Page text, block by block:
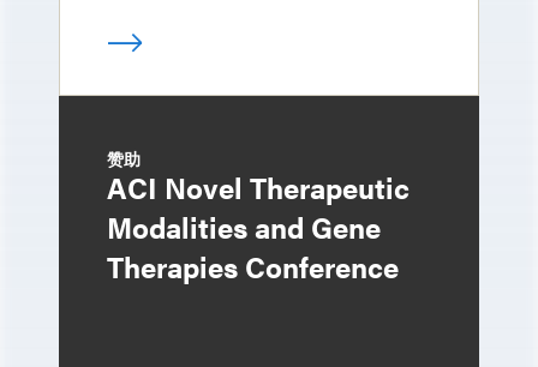
赞助
ACI Novel Therapeutic
Modalities and Gene
Therapies Conference